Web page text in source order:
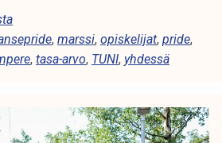
, marssi, opiskelijat, pride,
, tasa-arvo, TUNI, yhdessä